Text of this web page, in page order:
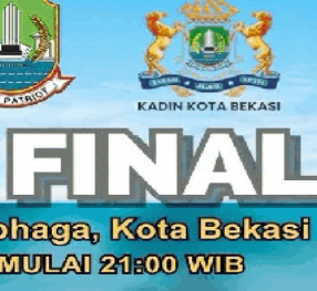
tujuan yang hendak dilakukan.
Sumbar punya Dermaga
yang ditandai dengan perginya
mencari pengalaman. Menurut
untuk mencari penghidupan atau